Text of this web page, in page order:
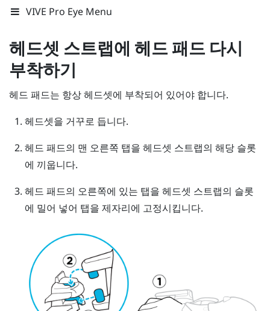
VIVE Pro Eye Menu
헤드셋 스트랩에 헤드 패드 다시
부착하기
헤드 패드는 항상 헤드셋에 부착되어 있어야 합니다.
헤드셋을 거꾸로 듭니다.
헤드 패드의 맨 오른쪽 탭을 헤드셋 스트랩의 해당 슬롯
에 끼웁니다.
헤드 패드의 오른쪽에 있는 탭을 헤드셋 스트랩의 슬롯
에 밀어 넣어 탭을 제자리에 고정시킵니다.